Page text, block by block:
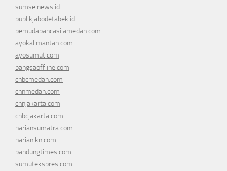
sumselnews.id
publikjabodetabek.id
pemudapancasilamedan.com
ayokalimantan.com
ayosumut.com
bangsaoffline.com
cnbcmedan.com
cnnmedan.com
cnnjakarta.com
cnbcjakarta.com
hariansumatra.com
harianikn.com
bandungtimes.com
sumutekspres.com